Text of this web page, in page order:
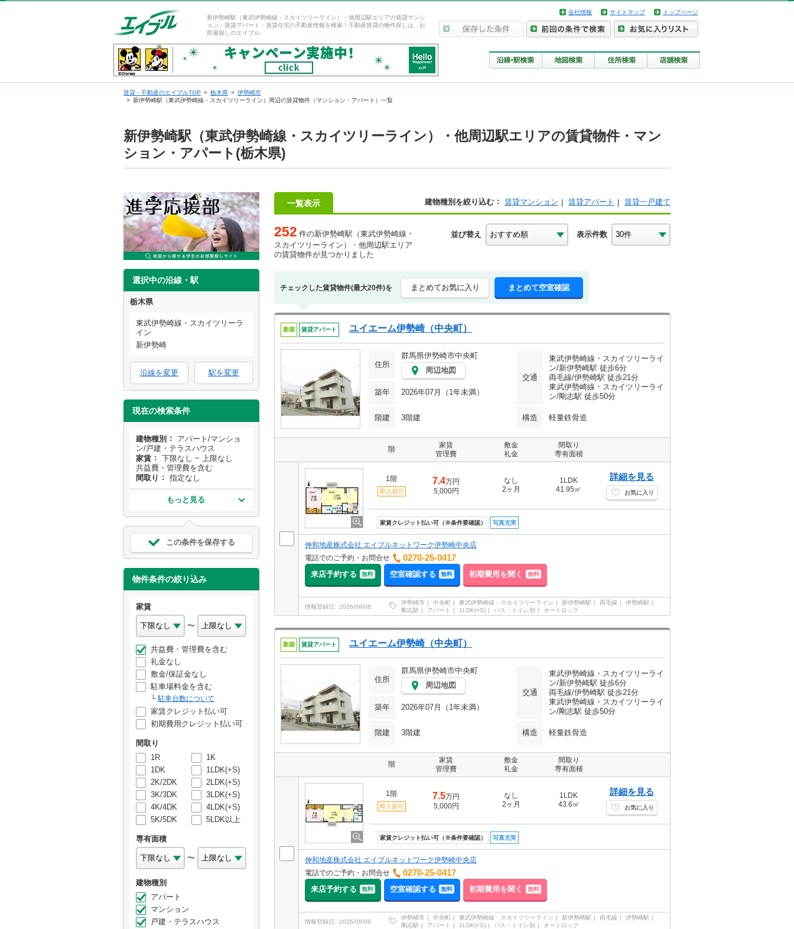
新伊勢崎駅（東武伊勢崎線・スカイツリーライン）・他周辺駅エリアの賃貸マンシ
ョン・賃貸アパート・賃貸住宅の不動産情報を検索！不動産賃貸の物件探しは、お
部屋探しのエイブル
会社情報 サイトマップ トップページ
賃貸・不動産のエイブルTOP 栃木県
伊勢崎市
新伊勢崎駅（東武伊勢崎線・スカイツリーライン）周辺の賃貸物件（マンション・アパート）一覧
新伊勢崎駅（東武伊勢崎線・スカイツリーライン）・他周辺駅エリアの賃貸物件・マン
ション・アパート(栃木県)
選択中の沿線・駅
栃木県
東武伊勢崎線・スカイツリーラ
イン
新伊勢崎
沿線を変更 駅を変更
現在の検索条件
建物種別
アパート/マンショ
ン/戸建・テラスハウス
家賃
下限なし ~ 上限なし
共益費・管理費を含む
間取り
指定なし
もっと見る
この条件を保存する
物件条件の絞り込み
家賃
〜
共益費・管理費を含む
礼金なし
敷金/保証金なし
駐車場料金を含む
駐車台数について
家賃クレジット払い可
初期費用クレジット払い可
間取り
1R
1K
1DK
1LDK(+S)
2K/2DK
2LDK(+S)
3K/3DK
3LDK(+S)
4K/4DK
4LDK(+S)
5K/5DK
5LDK以上
専有面積
〜
建物種別
アパート
マンション
戸建・テラスハウス
一覧表示 建物種別を絞り込む 賃貸マンション 賃貸アパート 賃貸一戸建て
252 件の新伊勢崎駅（東武伊勢崎線・
スカイツリーライン）・他周辺駅エリア
の賃貸物件が見つかりました
並び替え 表示件数
チェックした賃貸物件(最大20件)を まとめてお気に入り まとめて空室確認
新築 賃貸アパート ユイエーム伊勢崎（中央町）
住所
群馬県伊勢崎市中央町
周辺地図
交通
東武伊勢崎線・スカイツリーライ
ン/新伊勢崎駅 徒歩6分
両毛線/伊勢崎駅 徒歩21分
東武伊勢崎線・スカイツリーライ
ン/剛志駅 徒歩50分
築年 2026年07月（1年未満）
階建 3階建 構造 軽量鉄骨造
階
家賃
管理費
敷金
礼金
間取り
専有面積
1階
即入居可
7.4万円
5,000円
なし
2ヶ月
1LDK
41.95㎡
詳細を見る
お気に入り
家賃クレジット払い可（※条件要確認） 写真充実
伸和地産株式会社 エイブルネットワーク伊勢崎中央店
電話でのご予約・お問合せ
0270-25-0417
来店予約する 無料 空室確認する 無料 初期費用を聞く 無料
情報登録日 2026/08/08
伊勢崎市 中央町 東武伊勢崎線・スカイツリーライン 新伊勢崎駅 両毛線
伊勢崎駅
剛志駅
アパート 1LDK(+S) バス・トイレ別 オートロック
新築 賃貸アパート ユイエーム伊勢崎（中央町）
住所
群馬県伊勢崎市中央町
周辺地図
交通
東武伊勢崎線・スカイツリーライ
ン/新伊勢崎駅 徒歩6分
両毛線/伊勢崎駅 徒歩21分
東武伊勢崎線・スカイツリーライ
ン/剛志駅 徒歩50分
築年 2026年07月（1年未満）
階建 3階建 構造 軽量鉄骨造
階
家賃
管理費
敷金
礼金
間取り
専有面積
1階
即入居可
7.5万円
5,000円
なし
2ヶ月
1LDK
43.6㎡
詳細を見る
お気に入り
家賃クレジット払い可（※条件要確認） 写真充実
伸和地産株式会社 エイブルネットワーク伊勢崎中央店
電話でのご予約・お問合せ
0270-25-0417
来店予約する 無料 空室確認する 無料 初期費用を聞く 無料
情報登録日 2026/08/08
伊勢崎市 中央町 東武伊勢崎線・スカイツリーライン 新伊勢崎駅 両毛線
伊勢崎駅
剛志駅
アパート 1LDK(+S) バス・トイレ別 オートロック